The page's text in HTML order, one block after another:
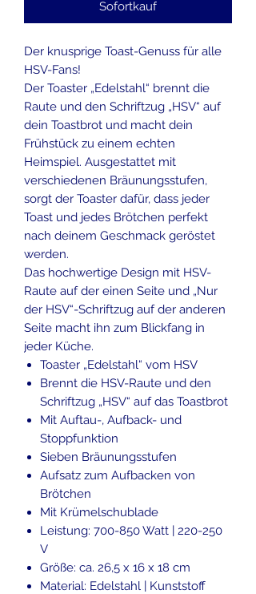
Sofortkauf
Der knusprige Toast-Genuss für alle
HSV-Fans!
Der Toaster „Edelstahl“ brennt die
Raute und den Schriftzug „HSV“ auf
dein Toastbrot und macht dein
Frühstück zu einem echten
Heimspiel. Ausgestattet mit
verschiedenen Bräunungsstufen,
sorgt der Toaster dafür, dass jeder
Toast und jedes Brötchen perfekt
nach deinem Geschmack geröstet
werden.
Das hochwertige Design mit HSV-
Raute auf der einen Seite und „Nur
der HSV“-Schriftzug auf der anderen
Seite macht ihn zum Blickfang in
jeder Küche.
Toaster „Edelstahl“ vom HSV
Brennt die HSV-Raute und den
Schriftzug „HSV“ auf das Toastbrot
Mit Auftau-, Aufback- und
Stoppfunktion
Sieben Bräunungsstufen
Aufsatz zum Aufbacken von
Brötchen
Mit Krümelschublade
Leistung: 700-850 Watt | 220-250
V
Größe: ca. 26,5 x 16 x 18 cm
Material: Edelstahl | Kunststoff